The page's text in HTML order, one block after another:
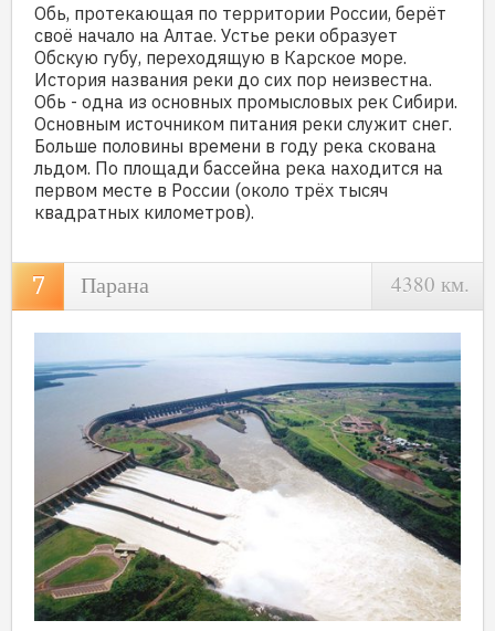
Обь, протекающая по территории России, берёт
своё начало на Алтае. Устье реки образует
Обскую губу, переходящую в Карское море.
История названия реки до сих пор неизвестна.
Обь - одна из основных промысловых рек Сибири.
Основным источником питания реки служит снег.
Больше половины времени в году река скована
льдом. По площади бассейна река находится на
первом месте в России (около трёх тысяч
квадратных километров).
Парана 4380 км.